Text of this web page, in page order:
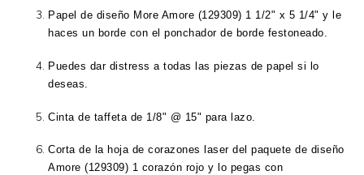
Papel de diseño More Amore (129309) 1 1/2" x 5 1/4" y le
haces un borde con el ponchador de borde festoneado.
Puedes dar distress a todas las piezas de papel si lo
deseas.
Cinta de taffeta de 1/8" @ 15" para lazo.
Corta de la hoja de corazones laser del paquete de diseño
Amore (129309) 1 corazón rojo y lo pegas con